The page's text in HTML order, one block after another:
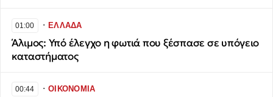
01:00 ∙ΕΛΛΑΔΑ
Άλιμος: Υπό έλεγχο η φωτιά που ξέσπασε σε υπόγειο
καταστήματος
00:44 ∙ΟΙΚΟΝΟΜΙΑ